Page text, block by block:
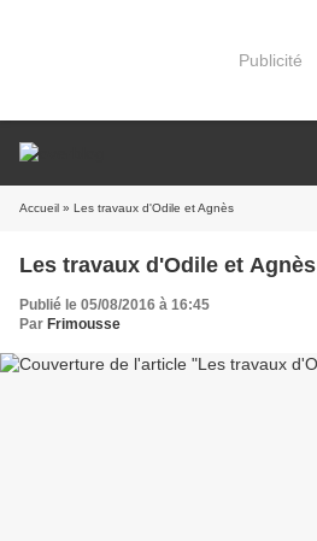
Publicité
Accueil » Les travaux d'Odile et Agnès
Les travaux d'Odile et Agnès
Publié le 05/08/2016 à 16:45
Par Frimousse